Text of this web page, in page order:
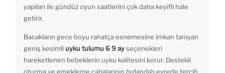
yapıları ile gündüz oyun saatlerini çok daha keyifli hale
getirir.
Bacakların gece boyu rahatça esnemesine imkan tanıyan
geniş kesimli uyku tulumu 6 9 ayseçenekleri
hareketlenen bebeklerin uyku kalitesini korur. Destekli